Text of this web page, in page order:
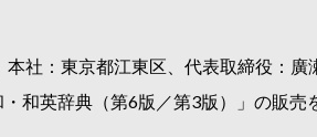
社：東京都江東区、代表取締役：
和英辞典（第6版／第3版）」の販売